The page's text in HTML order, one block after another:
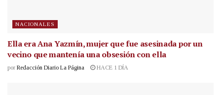
NACIONALES
Ella era Ana Yazmín, mujer que fue asesinada por un
vecino que mantenía una obsesión con ella
por Redacción Diario La Página HACE 1 DÍA